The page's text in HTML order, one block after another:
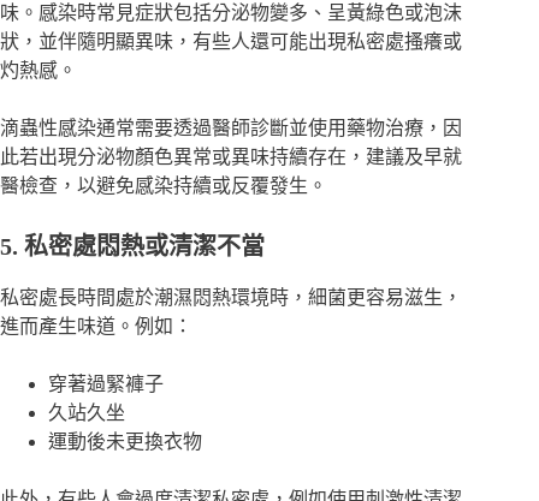
味。感染時常見症狀包括分泌物變多、呈黃綠色或泡沫
狀，並伴隨明顯異味，有些人還可能出現私密處搔癢或
灼熱感。
滴蟲性感染通常需要透過醫師診斷並使用藥物治療，因
此若出現分泌物顏色異常或異味持續存在，建議及早就
醫檢查，以避免感染持續或反覆發生。
5. 私密處悶熱或清潔不當
私密處長時間處於潮濕悶熱環境時，細菌更容易滋生，
進而產生味道。例如：
穿著過緊褲子
久站久坐
運動後未更換衣物